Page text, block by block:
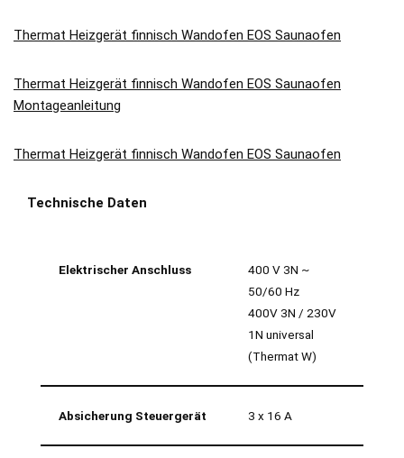
Thermat Heizgerät finnisch Wandofen EOS Saunaofen
Thermat Heizgerät finnisch Wandofen EOS Saunaofen
Montageanleitung
Thermat Heizgerät finnisch Wandofen EOS Saunaofen
Technische Daten
Elektrischer Anschluss
400 V 3N ~
50/60 Hz
400V 3N / 230V
1N universal
(Thermat W)
Absicherung Steuergerät 3 x 16 A